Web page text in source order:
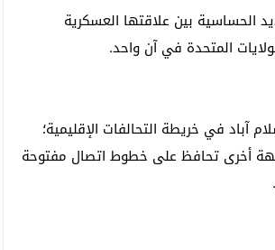
الحساسية بين علاقتها العسكرية
المتحدة في آن واحد.
آباد في خريطة التحالفات الإقليمية؛
أخرى تحافظ على خطوط اتصال مفتوحة